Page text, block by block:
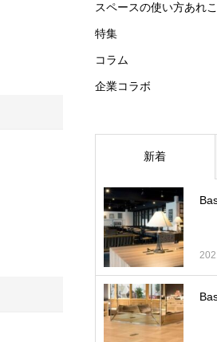
スペースの使い方あれ
特集
コラム
企業コラボ
新着